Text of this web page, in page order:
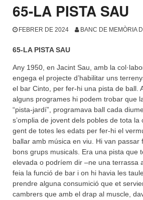
65-LA PISTA SAU
FEBRER DE 2024 BANC DE MEMÒRIA
65-LA PISTA SAU
Any 1950, en Jacint Sau, amb la
engega el projecte d’habilitar uns
el bar Cinto, per fer-hi una pista de ball.
alguns programes hi podem trobar que
“pista-jardí”, programava ball cada
s’omplia de jovent dels pobles de tota la
gent de totes les edats per fer-hi el
ballar amb música en viu. Hi van passar
bons grups musicals. Era una pista que
elevada o podríem dir –ne una terrassa
feia la funció de bar i on hi havia les
prendre alguna consumició que et
cambrers que amb el drap al muscle,